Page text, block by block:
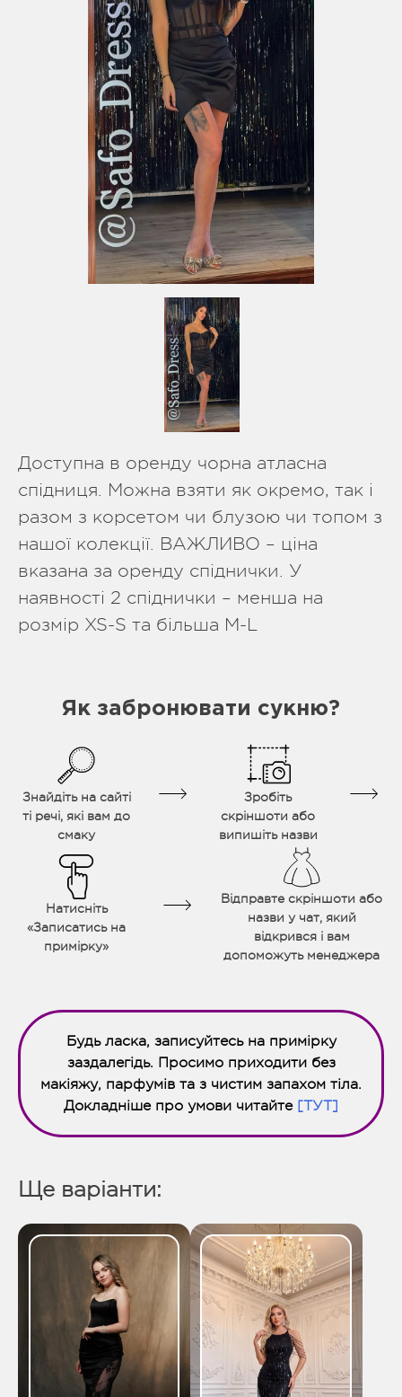
Доступна в оренду чорна атласна
спідниця. Можна взяти як окремо, так і
разом з корсетом чи блузою чи топом з
нашої колекції. ВАЖЛИВО – ціна
вказана за оренду спіднички. У
наявності 2 спіднички – менша на
розмір XS-S та більша M-L
Як забронювати сукню?
Знайдіть на сайті
ті речі, які вам до
смаку
Зробіть
скріншоти або
випишіть назви
Натисніть
«Записатись на
примірку»
Відправте скріншоти або
назви у чат, який
відкрився і вам
допоможуть менеджера
Будь ласка, записуйтесь на примірку
заздалегідь. Просимо приходити без
макіяжу, парфумів та з чистим запахом тіла.
Докладніше про умови читайте [ТУТ]
Ще варіанти: